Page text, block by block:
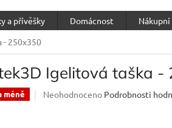
a přívěšky Domácnost
- 250x350
Igelitová taška -
méně
Průměrné
Neohodnoceno Podrobnosti